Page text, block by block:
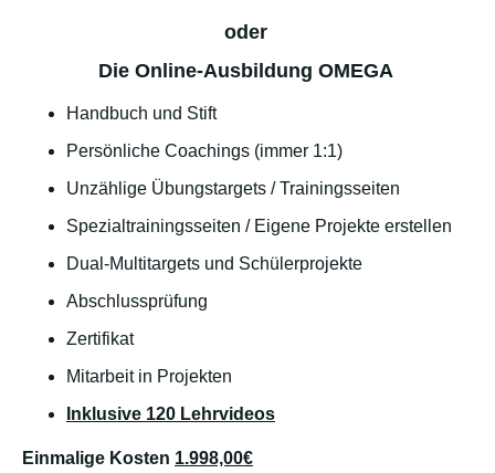
oder
Die Online-Ausbildung OMEGA
Handbuch und Stift
Persönliche Coachings (immer 1:1)
Unzählige Übungstargets / Trainingsseiten
Spezialtrainingsseiten / Eigene Projekte erstellen
Dual-Multitargets und Schülerprojekte
Abschlussprüfung
Zertifikat
Mitarbeit in Projekten
Inklusive 120 Lehrvideos
Einmalige Kosten 1.998,00€